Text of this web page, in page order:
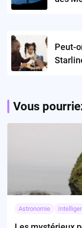
Peut-
Vous
Astronomie